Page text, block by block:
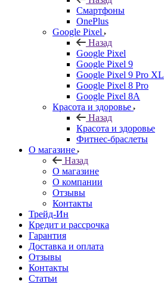
Смартфоны
OnePlus
Google Pixel
Назад
Google Pixel
Google Pixel 9
Google Pixel 9 Pro XL
Google Pixel 8 Pro
Google Pixel 8A
Красота и здоровье
Назад
Красота и здоровье
Фитнес-браслеты
О магазине
Назад
О магазине
О компании
Отзывы
Контакты
Трейд-Ин
Кредит и рассрочка
Гарантия
Доставка и оплата
Отзывы
Контакты
Статьи